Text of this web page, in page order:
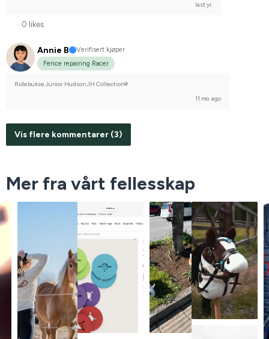
last yr.
0 likes
Annie B
Verifisert kjøper
Fence repairing Racer
Ridebukse Junior Hudson JH Collection®
11 mo. ago
Vis flere kommentarer (3)
Mer fra vårt fellesskap